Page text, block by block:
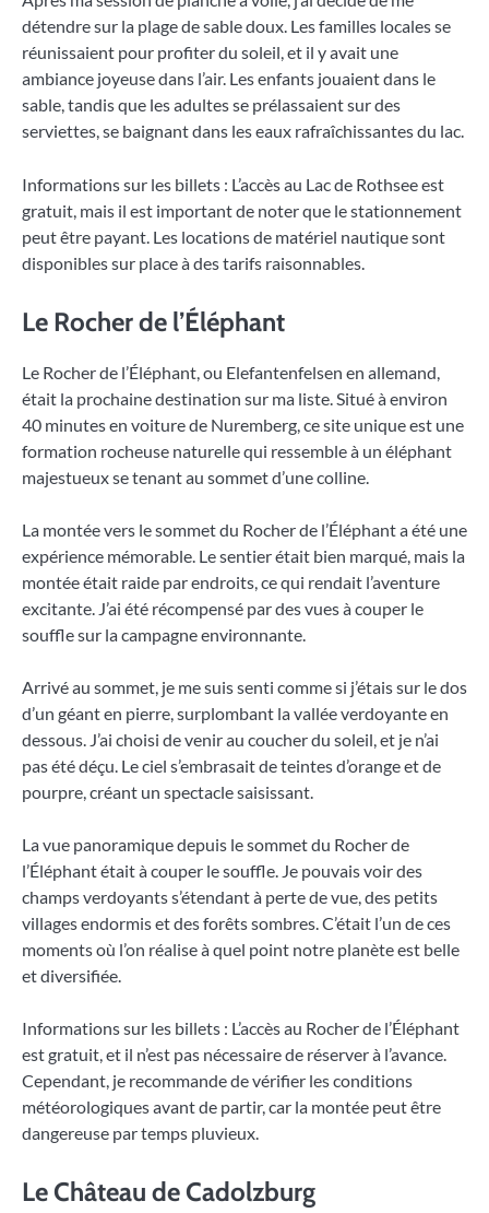
détendre sur la plage de sable doux. Les familles locales se
réunissaient pour profiter du soleil, et il y avait une
ambiance joyeuse dans l’air. Les enfants jouaient dans le
sable, tandis que les adultes se prélassaient sur des
serviettes, se baignant dans les eaux rafraîchissantes du lac.
Informations sur les billets : L’accès au Lac de Rothsee est
gratuit, mais il est important de noter que le stationnement
peut être payant. Les locations de matériel nautique sont
disponibles sur place à des tarifs raisonnables.
Le Rocher de l’Éléphant
Le Rocher de l’Éléphant, ou Elefantenfelsen en allemand,
était la prochaine destination sur ma liste. Situé à environ
40 minutes en voiture de Nuremberg, ce site unique est une
formation rocheuse naturelle qui ressemble à un éléphant
majestueux se tenant au sommet d’une colline.
La montée vers le sommet du Rocher de l’Éléphant a été une
expérience mémorable. Le sentier était bien marqué, mais la
montée était raide par endroits, ce qui rendait l’aventure
excitante. J’ai été récompensé par des vues à couper le
souffle sur la campagne environnante.
Arrivé au sommet, je me suis senti comme si j’étais sur le dos
d’un géant en pierre, surplombant la vallée verdoyante en
dessous. J’ai choisi de venir au coucher du soleil, et je n’ai
pas été déçu. Le ciel s’embrasait de teintes d’orange et de
pourpre, créant un spectacle saisissant.
La vue panoramique depuis le sommet du Rocher de
l’Éléphant était à couper le souffle. Je pouvais voir des
champs verdoyants s’étendant à perte de vue, des petits
villages endormis et des forêts sombres. C’était l’un de ces
moments où l’on réalise à quel point notre planète est belle
et diversifiée.
Informations sur les billets : L’accès au Rocher de l’Éléphant
est gratuit, et il n’est pas nécessaire de réserver à l’avance.
Cependant, je recommande de vérifier les conditions
météorologiques avant de partir, car la montée peut être
dangereuse par temps pluvieux.
Le Château de Cadolzburg